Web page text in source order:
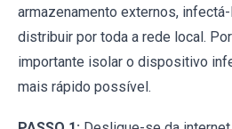
armazenamento externos,
distribuir por toda a rede local.
importante isolar o dispositivo
mais rápido possível.